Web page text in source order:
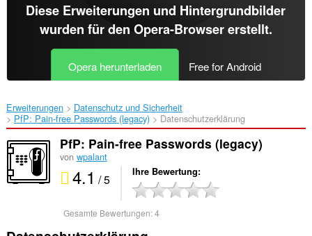
Diese Erweiterungen und Hintergrundbilder
wurden für den Opera-Browsererstellt.
Opera herunterladen Free for Android
Erweiterungen
Datenschutz und Sicherheit
PfP: Pain-free Passwords (legacy)‎
Datenschutzerklärung
PfP: Pain-free Passwords (legacy)
von wpalant
4.1 / 5 Ihre Bewertung
Gesamte Bewertungen:4